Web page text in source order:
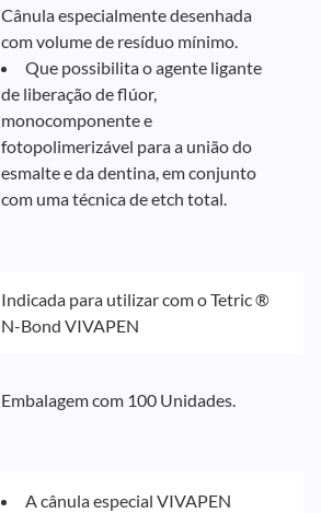
Cânula especialmente desenhada
com volume de resíduo mínimo.
Que possibilita o agente ligante
de liberação de flúor,
monocomponente e
fotopolimerizável para a união do
esmalte e da dentina, em conjunto
com uma técnica de etch total.
Indicada para utilizar com o Tetric ®
N-Bond VIVAPEN
Embalagem com 100 Unidades.
A cânula especial VIVAPEN